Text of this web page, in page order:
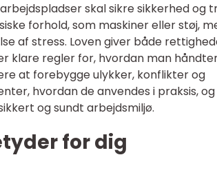
skal sikre sikkerhed og
forhold, som maskiner eller støj,
af stress. Loven giver både
klare regler for, hvordan man
at forebygge ulykker, konflikter og
hvordan de anvendes i praksis, og
og sundt arbejdsmiljø.
for dig